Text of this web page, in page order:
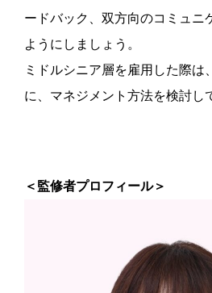
ードバック、双方向のコミュニ
ようにしましょう。
ミドルシニア層を雇用した際は
に、マネジメント方法を検討し
＜監修者プロフィール＞